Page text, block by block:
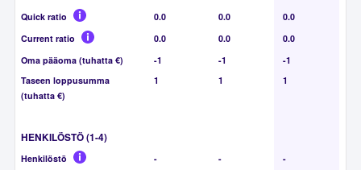
Quick ratio 0.0 0.0
0.0
Current ratio
0.0 0.0
0.0
Oma pääoma (tuhatta €)
-1 -1
-1
Taseen loppusumma
(tuhatta €)
1 1 1
HENKILÖSTÖ (1-4)
Henkilöstö - -
-